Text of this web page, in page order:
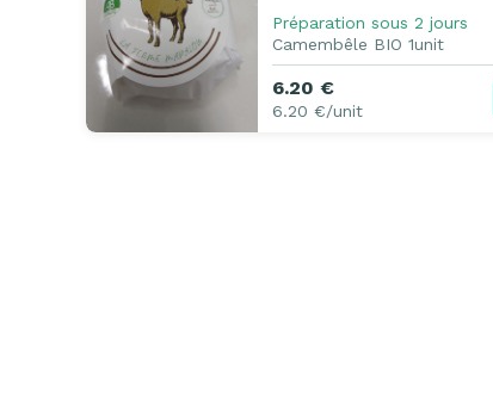
Préparation sous 2 jours
Camembêle BIO 1unit
6.20 €
6.20 €/unit